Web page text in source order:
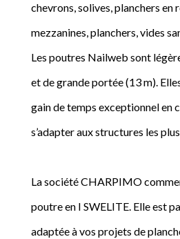
chevrons, solives, planchers en
mezzanines, planchers, vides
Les poutres Nailweb sont
et de grande portée (13 m).
gain de temps exceptionnel en
s’adapter aux structures les
La société CHARPIMO
poutre en I SWELITE. Elle est
adaptée à vos projets de